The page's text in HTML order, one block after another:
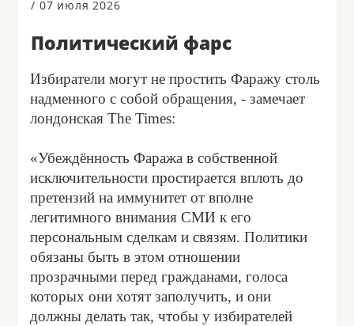
/ 07 июля 2026
Политический фарс
Избиратели могут не простить Фаражу столь
надменного с собой обращения, - замечает
лондонская The Times:
«Убеждённость Фаража в собственной
исключительности простирается вплоть до
претензий на иммунитет от вполне
легитимного внимания СМИ к его
персональным сделкам и связям. Политики
обязаны быть в этом отношении
прозрачными перед гражданами, голоса
которых они хотят заполучить, и они
должны делать так, чтобы у избирателей